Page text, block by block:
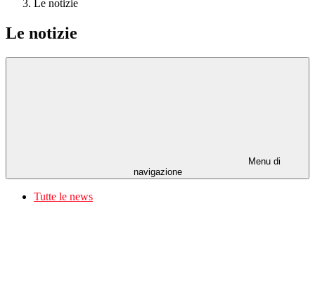
Le notizie
Le notizie
Menu di
navigazione
Tutte le news